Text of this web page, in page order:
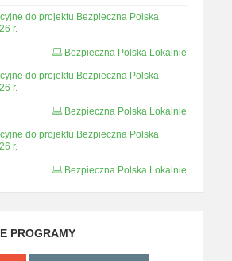
do projektu Bezpieczna Polska
r.
Bezpieczna Polska Lokalnie
do projektu Bezpieczna Polska
r.
Bezpieczna Polska Lokalnie
do projektu Bezpieczna Polska
r.
Bezpieczna Polska Lokalnie
PROGRAMY